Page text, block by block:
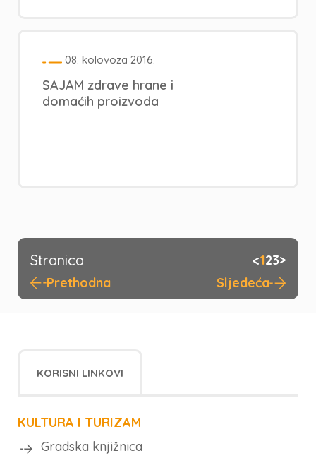
08. kolovoza 2016.
SAJAM zdrave hrane i
domaćih proizvoda
Stranica <123>
Prethodna
Sljedeća
KORISNI LINKOVI
KULTURA I TURIZAM
Gradska knjižnica